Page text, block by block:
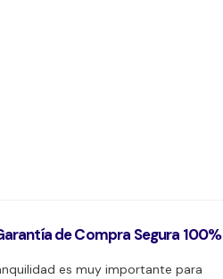
de Compra Segura 100%
es muy importante para